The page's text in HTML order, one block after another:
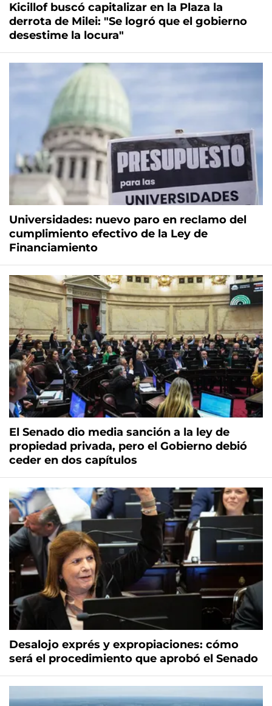
Kicillof buscó capitalizar en la Plaza la
derrota de Milei: "Se logró que el gobierno
desestime la locura"
Universidades: nuevo paro en reclamo del
cumplimiento efectivo de la Ley de
Financiamiento
El Senado dio media sanción a la ley de
propiedad privada, pero el Gobierno debió
ceder en dos capítulos
Desalojo exprés y expropiaciones: cómo
será el procedimiento que aprobó el Senado